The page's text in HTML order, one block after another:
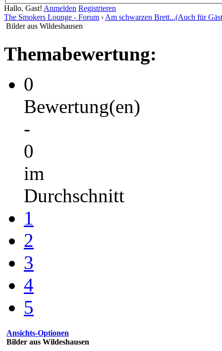
Hallo, Gast! Anmelden Registrieren
The Smokers Lounge - Forum › Am schwarzen Brett...(Auch für
Bilder aus Wildeshausen
Themabewertung:
0
Bewertung(en)
-
0
im
Durchschnitt
1
2
3
4
5
Ansichts-Optionen
Bilder aus Wildeshausen